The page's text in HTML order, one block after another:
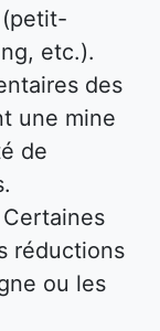
etc.).
des
une mine
de
réductions
ou les